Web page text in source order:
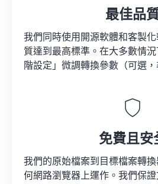
最佳品
我們同時使用開源軟體和客製
質達到最高標準。在大多數情
階設定」微調轉換參數（可選
免費且安
我們的原始檔案到目標檔案轉
何網路瀏覽器上運作。我們保